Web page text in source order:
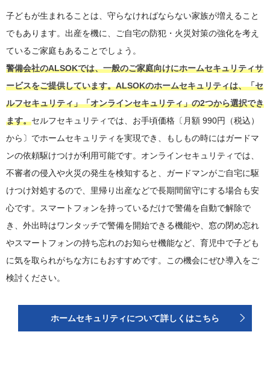
子どもが生まれることは、守らなければならない家族が増えること
でもあります。出産を機に、ご自宅の防犯・火災対策の強化を考え
ているご家庭もあることでしょう。
警備会社のALSOKでは、一般のご家庭向けにホームセキュリティサ
ービスをご提供しています。ALSOKのホームセキュリティは、「セ
ルフセキュリティ」「オンラインセキュリティ」の2つから選択でき
ます。セルフセキュリティでは、お手頃価格〔月額 990円（税込）
から〕でホームセキュリティを実現でき、もしもの時にはガードマ
ンの依頼駆けつけが利用可能です。オンラインセキュリティでは、
不審者の侵入や火災の発生を検知すると、ガードマンがご自宅に駆
けつけ対処するので、里帰り出産などで長期間留守にする場合も安
心です。スマートフォンを持っているだけで警備を自動で解除で
き、外出時はワンタッチで警備を開始できる機能や、窓の閉め忘れ
やスマートフォンの持ち忘れのお知らせ機能など、育児中で子ども
に気を取られがちな方にもおすすめです。この機会にぜひ導入をご
検討ください。
ホームセキュリティについて詳しくはこちら